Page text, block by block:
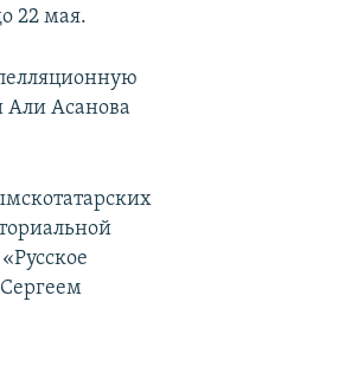
22 мая.
Али Асанова